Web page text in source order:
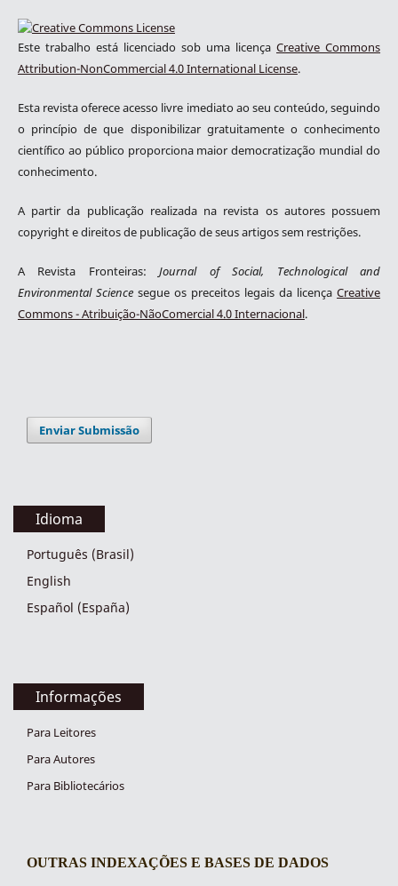
Este trabalho está licenciado sob uma licençaCreative Commons
Attribution-NonCommercial 4.0 International License.
Esta revista oferece acesso livre imediato ao seu conteúdo, seguindo
o princípio de que disponibilizar gratuitamente o conhecimento
científico ao público proporciona maior democratização mundial do
conhecimento.
A partir da publicação realizada na revista os autores possuem
copyright e direitos de publicação de seus artigos sem restrições.
A Revista Fronteiras:Journal of Social, Technological and
Environmental Sciencesegue os preceitos legais da licençaCreative
Commons - Atribuição-NãoComercial 4.0 Internacional.
Enviar Submissão
Idioma
Português (Brasil)
English
Español (España)
Informações
Para Leitores
Para Autores
Para Bibliotecários
indexacoes-fronteiras
OUTRAS INDEXAÇÕES E BASES DE DADOS